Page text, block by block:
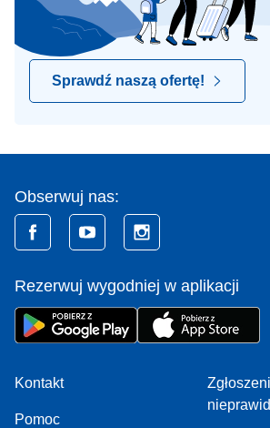
Sprawdź naszą ofertę!
Obserwuj nas:
Rezerwuj wygodniej w aplikacji
Kontakt
Pomoc